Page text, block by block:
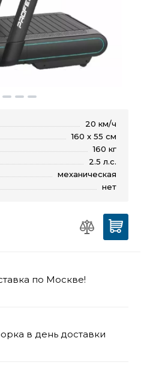
20 км/ч
160 x 55 см
160 кг
2.5 л.с.
механическая
нет
по Москве!
в день доставки